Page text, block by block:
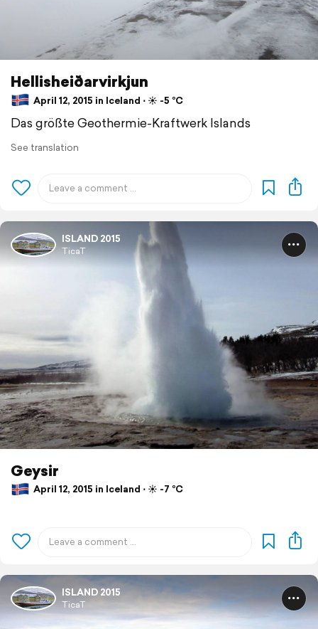
Hellisheiðarvirkjun
April 12, 2015 in Iceland ⋅ ☀️ -5 °C
Das größte Geothermie-Kraftwerk Islands
See translation
ISLAND 2015
TicaT
Geysir
April 12, 2015 in Iceland ⋅ ☀️ -7 °C
ISLAND 2015
TicaT